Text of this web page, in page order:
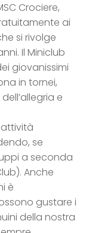
Crociere,
ai
si rivolge
Il Miniclub
giovanissimi
in tornei,
e
se
a seconda
Anche
è
gustare i
della nostra